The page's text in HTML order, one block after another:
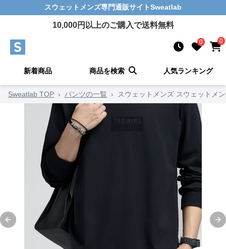
スウェットメンズ専門通販サイトSweatlab
10,000円以上のご購入で送料無料
0 0
新着商品 商品を検索 人気ランキング
Sweatlab TOP › パンツの一覧 › スウェットメンズ スウェットメ
Previous slide